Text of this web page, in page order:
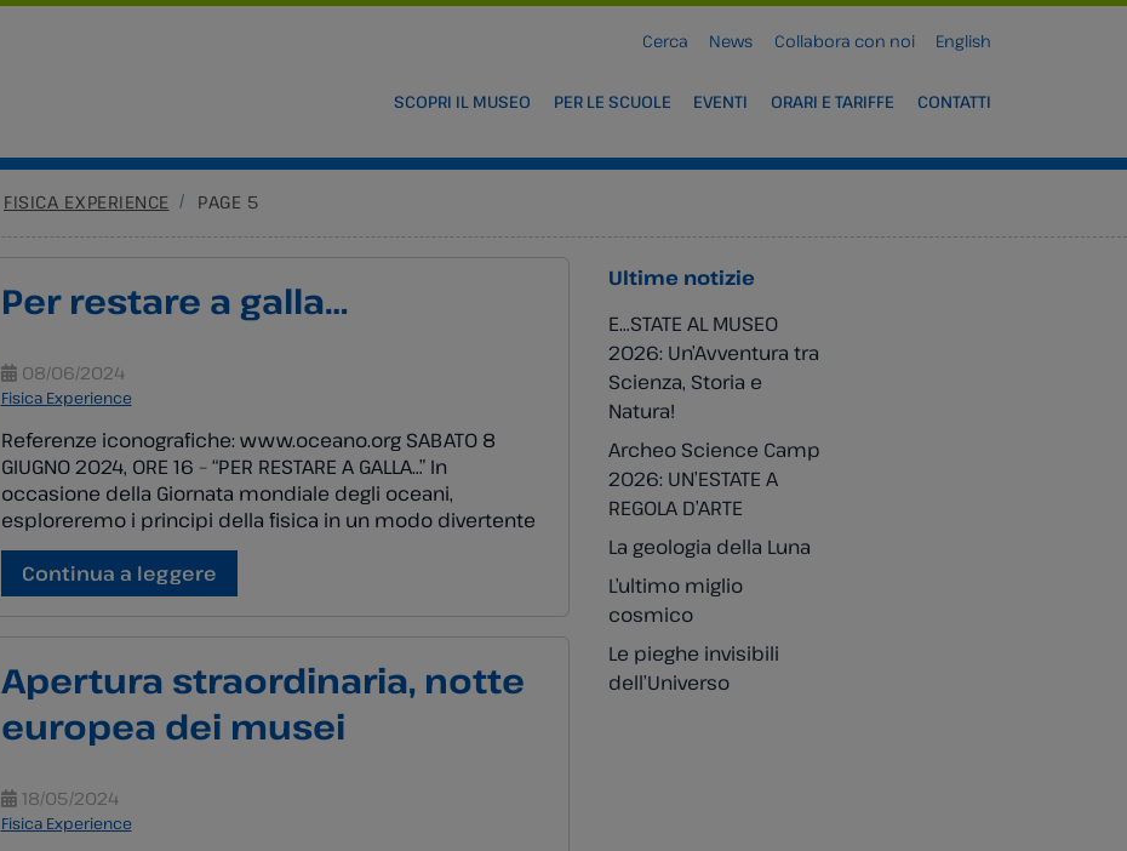
Cerca News Collabora con noi English
SCOPRI IL MUSEO PER LE SCUOLE EVENTI ORARI E TARIFFE CONTATTI
FISICA EXPERIENCE PAGE 5
Per restare a galla…
08/06/2024
Fisica Experience
Referenze iconografiche: www.oceano.org SABATO 8
GIUGNO 2024, ORE 16 – “PER RESTARE A GALLA…” In
occasione della Giornata mondiale degli oceani,
esploreremo i principi della fisica in un modo divertente
e interattivo! Che legame c’è fra un uovo, l’acqua, il sale ed
il principio di Archimede? Tanti esperimenti non solo per
stimolare la curiosità ma […]
Continua a leggere
Apertura straordinaria, notte
europea dei musei
18/05/2024
Fisica Experience
Ultime notizie
E…STATE AL MUSEO
2026: Un’Avventura tra
Scienza, Storia e
Natura!
Archeo Science Camp
2026: UN’ESTATE A
REGOLA D’ARTE
La geologia della Luna
L’ultimo miglio
cosmico
Le pieghe invisibili
dell’Universo